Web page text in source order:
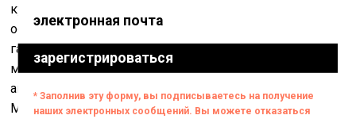
культурные механизмы. Например, Влад Кульков
обязан популярности Владимиру Овчаренко и его
галерее, с которой работал с 2008 года. Сейчас у
московских галеристов очень востребованы все
авторы из объединения «Север-7». В залах
Мраморного дворца художников представляют